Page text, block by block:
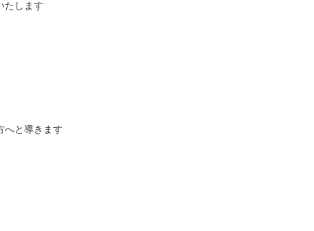
たします
へと導きます